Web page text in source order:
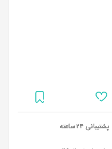
پشتیبانی 24 ساعته